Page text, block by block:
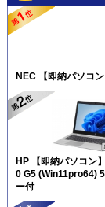
NEC 【即納パソコ
HP 【即納パソコン
0 G5
ー付